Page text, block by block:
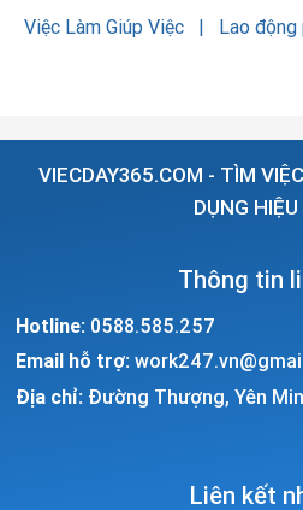
Việc Làm Giúp Việc
Lao
VIECDAY365.COM - TÌM
DỤNG
Thông tin
Hotline: 0588.585.257
Email hỗ trợ:
Địa chỉ: Đường Thượng, Yên
Liên kết